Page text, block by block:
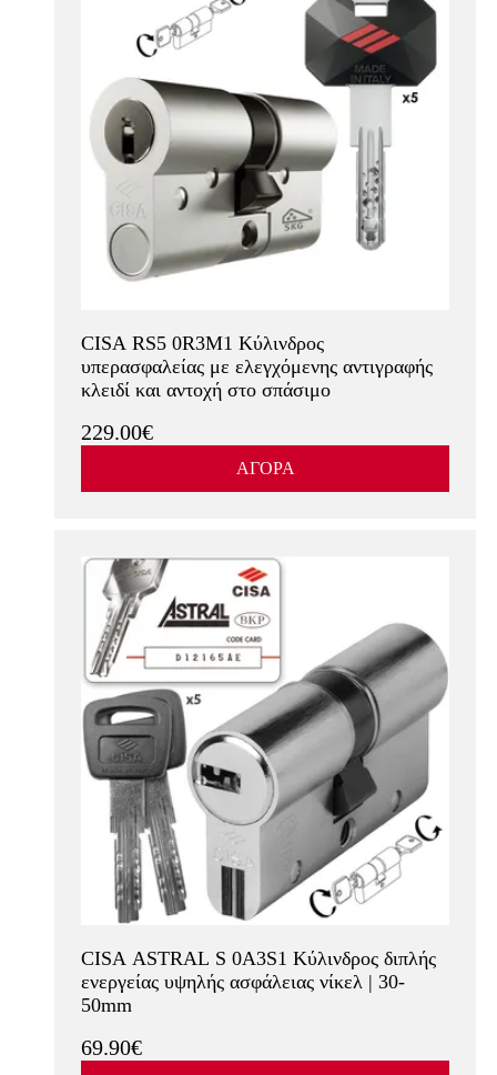
CISA RS5 0R3M1 Κύλινδρος
υπερασφαλείας με ελεγχόμενης αντιγραφής
κλειδί και αντοχή στο σπάσιμο
229.00€
ΑΓΟΡΑ
CISA ASTRAL S 0A3S1 Κύλινδρος διπλής
ενεργείας υψηλής ασφάλειας νίκελ | 30-
50mm
69.90€